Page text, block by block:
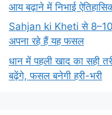
आय बढ़ाने में निभाई
Sahjan ki Kheti से
अपना रहे हैं यह फसल
धान में पहली खाद का सही
बढ़ेंगे, फसल बनेगी हरी-भरी